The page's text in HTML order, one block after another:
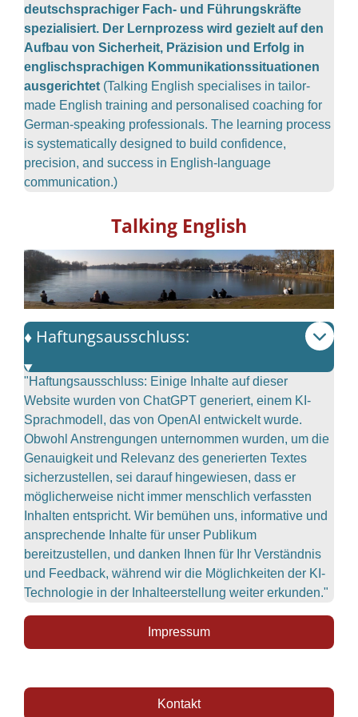
deutschsprachiger Fach- und Führungskräfte
spezialisiert. Der Lernprozess wird gezielt auf den
Aufbau von Sicherheit, Präzision und Erfolg in
englischsprachigen Kommunikationssituationen
ausgerichtet (Talking English specialises in tailor-
made English training and personalised coaching for
German-speaking professionals. The learning process
is systematically designed to build confidence,
precision, and success in English-language
communication.)
Talking English
♦️ Haftungsausschluss:
"Haftungsausschluss: Einige Inhalte auf dieser
Website wurden von ChatGPT generiert, einem KI-
Sprachmodell, das von OpenAI entwickelt wurde.
Obwohl Anstrengungen unternommen wurden, um die
Genauigkeit und Relevanz des generierten Textes
sicherzustellen, sei darauf hingewiesen, dass er
möglicherweise nicht immer menschlich verfassten
Inhalten entspricht. Wir bemühen uns, informative und
ansprechende Inhalte für unser Publikum
bereitzustellen, und danken Ihnen für Ihr Verständnis
und Feedback, während wir die Möglichkeiten der KI-
Technologie in der Inhalteerstellung weiter erkunden."
Impressum
Kontakt